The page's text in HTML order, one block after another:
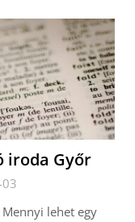
iroda Győr
lehet egy